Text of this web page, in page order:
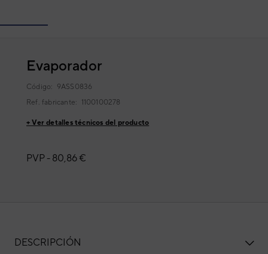
Evaporador
Código: 9ASS0836
Ref. fabricante: 1100100278
+ Ver detalles técnicos del producto
PVP - 80,86 €
DESCRIPCIÓN